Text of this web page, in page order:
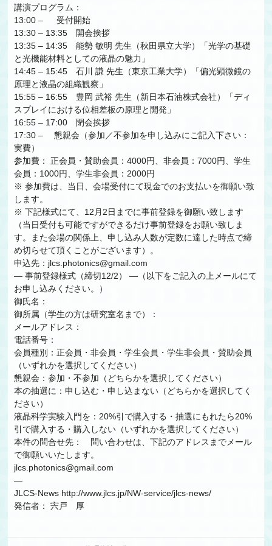
講演プログラム：
13:00 – 受付開始
13:30 – 13:35 開会挨拶
13:35 – 14:35 能勢 敏明 先生（秋田県立大学）「光学の基礎
と光機能材料としての液晶の魅力」
14:45 – 15:45 石川 謙 先生（東京工業大学）「偏光顕微鏡の
原理と液晶の組織観察」
15:55 – 16:55 豊岡 武裕 先生（新日本石油株式会社）「ディ
スプレイにおける位相差板の原理と開発」
16:55 – 17:00 閉会挨拶
17:30 – 懇親会（参加／不参加を申し込みにご記入下さい：
実費）
参加費： 正会員・賛助会員：4000円、非会員：7000円、学生
会員：1000円、学生非会員：2000円
※ 参加費は、当日、会場受付にて現金でのお支払いを御願い致
します。
※ 下記様式にて、12月2日までに事前登録を御願い致します
（当日受付も可能ですができるだけ事前登録をお願い致しま
す。また会場の関係上、申し込み人数が定数に達した時点で締
め切らせて頂くことがございます）。
申込先：jlcs.photonics@gmail.com
— 事前登録様式（締切12/2） —（以下をご記入の上メールにて
お申し込みください。）
御氏名：
御所属（学生の方は研究室名まで）：
メールアドレス：
電話番号：
会員種別：正会員・非会員・学生会員・学生非会員・賛助会員
（いずれかを選択してください）
懇親会：参加・不参加（どちらかを選択してください）
本の抽選に：申し込む・申し込まない（どちらかを選択してく
ださい）
液晶科学実験入門を：20%引で購入する・抽選にもれたら20%
引で購入する・購入しない（いずれかを選択してください）
本件の問合せ先： 問い合わせは、下記のアドレスまでメール
で御願いいたします。
jlcs.photonics@gmail.com
—
JLCS-News http://www.jlcs.jp/NW-service/jlcs-news/
発信者： 宍戸 厚